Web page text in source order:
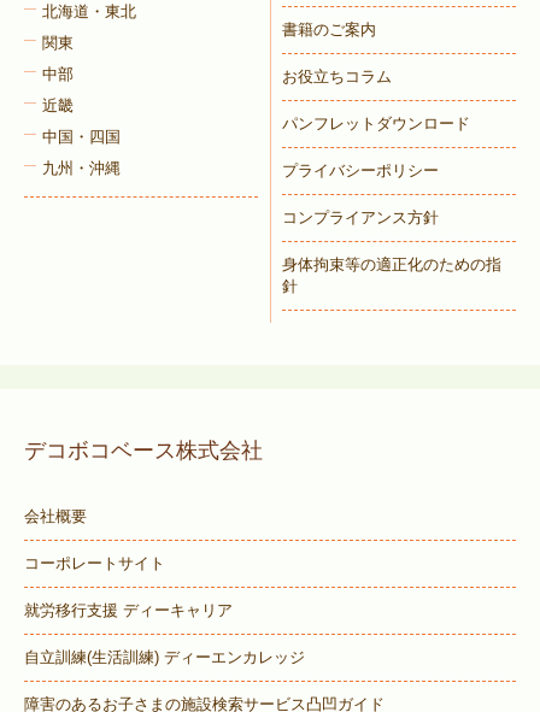
北海道・東北
関東
中部
近畿
中国・四国
九州・沖縄
書籍のご案内
お役立ちコラム
パンフレットダウンロード
プライバシーポリシー
コンプライアンス方針
身体拘束等の適正化のための指
針
デコボコベース株式会社
会社概要
コーポレートサイト
就労移行支援 ディーキャリア
自立訓練(生活訓練) ディーエンカレッジ
障害のあるお子さまの施設検索サービス凸凹ガイド